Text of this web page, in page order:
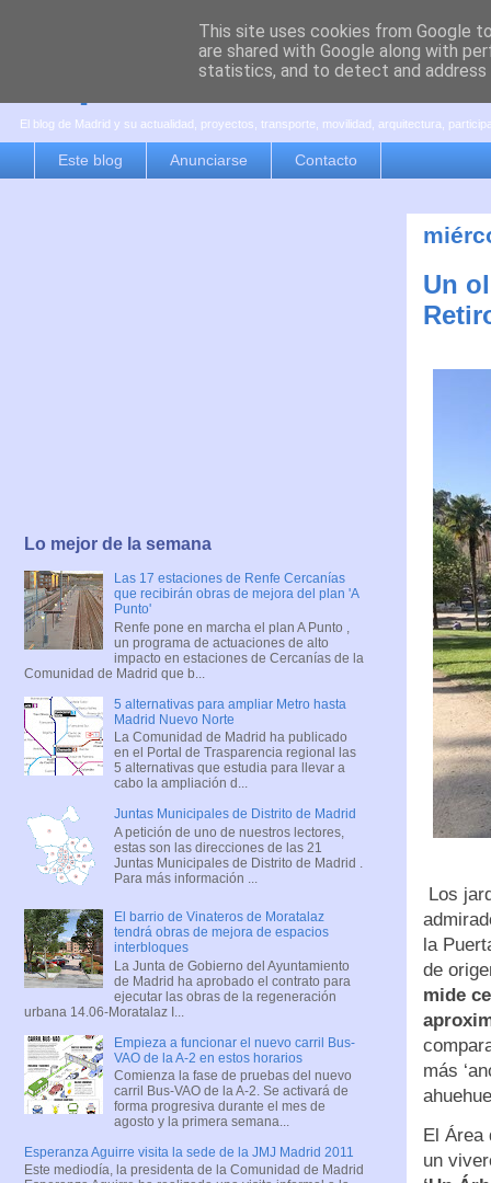
es por madrid
El blog de Madrid y su actualidad, proyectos, transporte, movilidad, arquitectura,
Este blog Anunciarse Contacto
Un
Los
la
de
mide
más
El Área
un
Lo mejor de la semana
Las 17 estaciones de Renfe Cercanías
que recibirán obras de mejora del plan 'A
Punto'
Renfe pone en marcha el plan A Punto ,
un programa de actuaciones de alto
impacto en estaciones de Cercanías de la
Comunidad de Madrid que b...
5 alternativas para ampliar Metro hasta
Madrid Nuevo Norte
La Comunidad de Madrid ha publicado
en el Portal de Trasparencia regional las
5 alternativas que estudia para llevar a
cabo la ampliación d...
Juntas Municipales de Distrito de Madrid
A petición de uno de nuestros lectores,
estas son las direcciones de las 21
Juntas Municipales de Distrito de Madrid .
Para más información ...
El barrio de Vinateros de Moratalaz
tendrá obras de mejora de espacios
interbloques
La Junta de Gobierno del Ayuntamiento
de Madrid ha aprobado el contrato para
ejecutar las obras de la regeneración
urbana 14.06-Moratalaz I...
Empieza a funcionar el nuevo carril Bus-
VAO de la A-2 en estos horarios
Comienza la fase de pruebas del nuevo
carril Bus-VAO de la A-2. Se activará de
forma progresiva durante el mes de
agosto y la primera semana...
Esperanza Aguirre visita la sede de la JMJ Madrid 2011
Este mediodía, la presidenta de la Comunidad de Madrid
This site uses cookies from Google
are shared with Google along with
statistics, and to detect and address